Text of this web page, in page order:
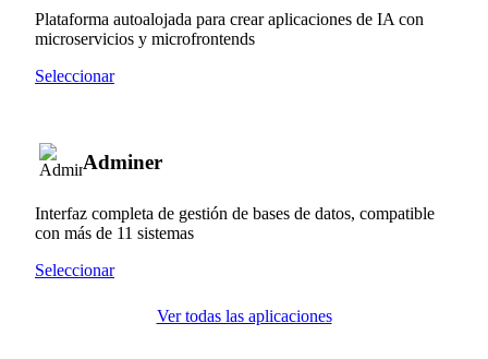
Plataforma autoalojada para crear aplicaciones de IA con
microservicios y microfrontends
Seleccionar
Adminer
Interfaz completa de gestión de bases de datos, compatible
con más de 11 sistemas
Seleccionar
Ver todas las aplicaciones